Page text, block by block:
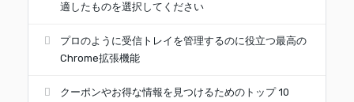
適したものを選択してください
プロのように受信トレイを管理するのに役立つ最高の
Chrome拡張機能
クーポンやお得な情報を見つけるためのトップ 10